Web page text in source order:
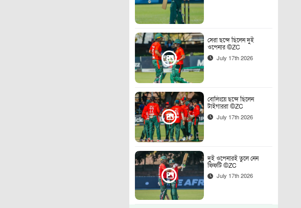
সেরা ছন্দে ছিলেন দুই
ওপেনার ©ZC
July 17th 2026
বোলিংয়ে ছন্দে ছিলেন
টাইগাররা ©ZC
July 17th 2026
দুই ওপেনারই তুলে নেন
ফিফটি ©ZC
July 17th 2026